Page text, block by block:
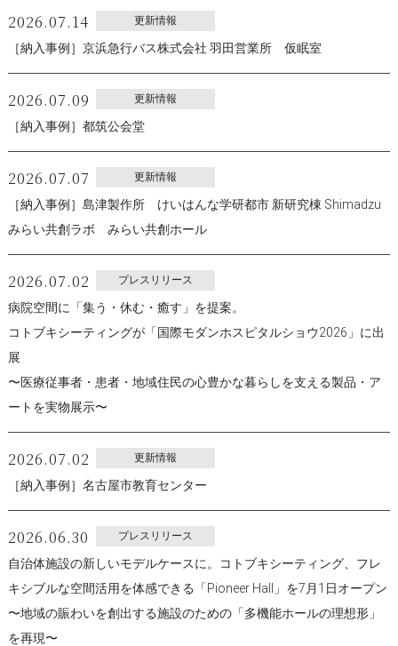
2026.07.14 更新情報
［納入事例］京浜急行バス株式会社 羽田営業所 仮眠室
2026.07.09 更新情報
［納入事例］都筑公会堂
2026.07.07 更新情報
［納入事例］島津製作所 けいはんな学研都市 新研究棟 Shimadzu
みらい共創ラボ みらい共創ホール
2026.07.02 プレスリリース
病院空間に「集う・休む・癒す」を提案。
コトブキシーティングが「国際モダンホスピタルショウ2026」に出
展
〜医療従事者・患者・地域住民の心豊かな暮らしを支える製品・ア
ートを実物展示〜
2026.07.02 更新情報
［納入事例］名古屋市教育センター
2026.06.30 プレスリリース
自治体施設の新しいモデルケースに。コトブキシーティング、フレ
キシブルな空間活用を体感できる「Pioneer Hall」を7月1日オープン
〜地域の賑わいを創出する施設のための「多機能ホールの理想形」
を再現〜